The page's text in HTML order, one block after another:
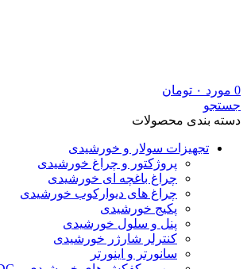
0 مورد ۰ تومان
جستجو
دسته بندی محصولات
تجهیزات سولار و خورشیدی
پروژکتور و چراغ خورشیدی
چراغ باغچه ای خورشیدی
چراغ های دیوارکوب خورشیدی
پکیج خورشیدی
پنل و سلول خورشیدی
کنترلر شارژر خورشیدی
سانورتر و اینورتر